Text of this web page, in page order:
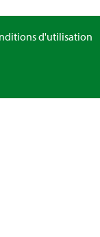
d'utilisation